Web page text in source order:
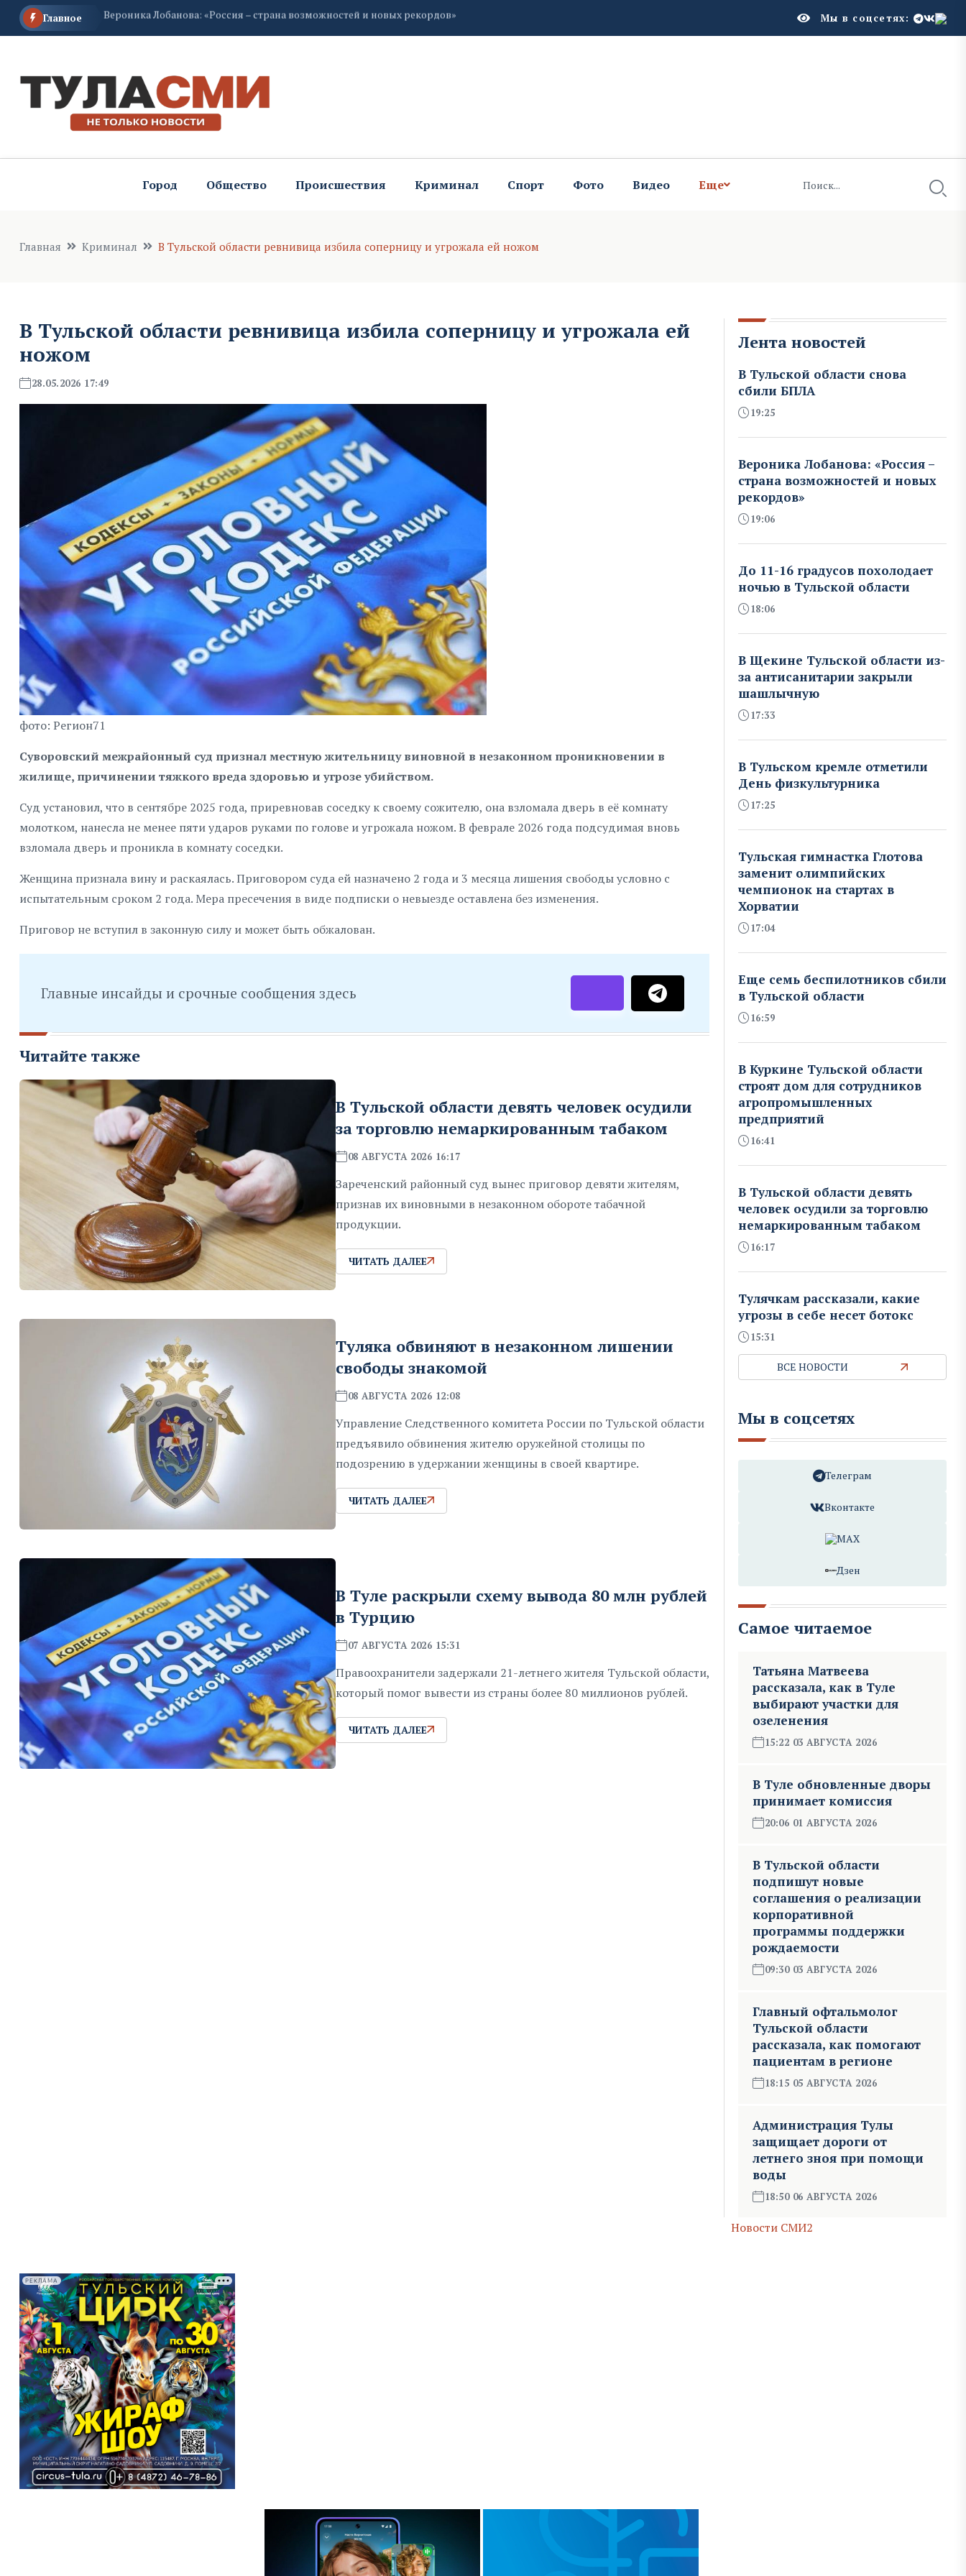
Главное До 11-16 градусов похолодает ночью в Тульской области Мы в соцсетях:
Город Общество Происшествия Криминал Спорт Фото Видео Еще
Главная Криминал В Тульской области ревнивица избила соперницу и угрожала ей ножом
В Тульской области ревнивица избила соперницу и угрожала ей
ножом
28.05.2026 17:49
фото: Регион71
Суворовский межрайонный суд признал местную жительницу виновной в незаконном проникновении в
жилище, причинении тяжкого вреда здоровью и угрозе убийством.
Суд установил, что в сентябре 2025 года, приревновав соседку к своему сожителю, она взломала дверь в её комнату
молотком, нанесла не менее пяти ударов руками по голове и угрожала ножом. В феврале 2026 года подсудимая вновь
взломала дверь и проникла в комнату соседки.
Женщина признала вину и раскаялась. Приговором суда ей назначено 2 года и 3 месяца лишения свободы условно с
испытательным сроком 2 года. Мера пресечения в виде подписки о невыезде оставлена без изменения.
Приговор не вступил в законную силу и может быть обжалован.
Главные инсайды и срочные сообщения здесь
Читайте также
В Тульской области девять человек осудили
за торговлю немаркированным табаком
08 АВГУСТА 2026 16:17
Зареченский районный суд вынес приговор девяти жителям,
признав их виновными в незаконном обороте табачной
продукции.
ЧИТАТЬ ДАЛЕЕ
Туляка обвиняют в незаконном лишении
свободы знакомой
08 АВГУСТА 2026 12:08
Управление Следственного комитета России по Тульской области
предъявило обвинения жителю оружейной столицы по
подозрению в удержании женщины в своей квартире.
ЧИТАТЬ ДАЛЕЕ
В Туле раскрыли схему вывода 80 млн рублей
в Турцию
07 АВГУСТА 2026 15:31
Правоохранители задержали 21-летнего жителя Тульской области,
который помог вывести из страны более 80 миллионов рублей.
ЧИТАТЬ ДАЛЕЕ
Лента новостей
В Тульской области снова
сбили БПЛА
19:25
Вероника Лобанова: «Россия –
страна возможностей и новых
рекордов»
19:06
До 11-16 градусов похолодает
ночью в Тульской области
18:06
В Щекине Тульской области из-
за антисанитарии закрыли
шашлычную
17:33
В Тульском кремле отметили
День физкультурника
17:25
Тульская гимнастка Глотова
заменит олимпийских
чемпионок на стартах в
Хорватии
17:04
Еще семь беспилотников сбили
в Тульской области
16:59
В Куркине Тульской области
строят дом для сотрудников
агропромышленных
предприятий
16:41
В Тульской области девять
человек осудили за торговлю
немаркированным табаком
16:17
Тулячкам рассказали, какие
угрозы в себе несет ботокс
15:31
ВСЕ НОВОСТИ
Мы в соцсетях
Телеграм
Вконтакте
MAX
Дзен
Самое читаемое
Татьяна Матвеева
рассказала, как в Туле
выбирают участки для
озеленения
15:22 03 АВГУСТА 2026
В Туле обновленные дворы
принимает комиссия
20:06 01 АВГУСТА 2026
В Тульской области
подпишут новые
соглашения о реализации
корпоративной
программы поддержки
рождаемости
09:30 03 АВГУСТА 2026
Главный офтальмолог
Тульской области
рассказала, как помогают
пациентам в регионе
18:15 05 АВГУСТА 2026
Администрация Тулы
защищает дороги от
летнего зноя при помощи
воды
18:50 06 АВГУСТА 2026
Новости СМИ2
РЕКЛАМА